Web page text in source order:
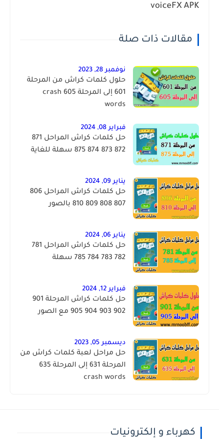
voiceFX APK
مقالات ذات صلة
نوفمبر 28, 2023
حلول كلمات كراش من المرحلة
601 إلى المرحلة 605 crash
words
فبراير 08, 2024
حل كلمات كراش المراحل 871
872 873 874 875 سهلة للغاية
يناير 09, 2024
حل كلمات كراش المراحل 806
807 808 809 810 بالصور
يناير 06, 2024
حل كلمات كراش المراحل 781
782 783 784 785 سهلة
فبراير 12, 2024
حل كلمات كراش المرحلة 901
902 903 904 905 مع الصور
ديسمبر 05, 2023
حل مراحل لعبة كلمات كراش من
المرحلة 631 إلى المرحلة 635
crash words
كهرباء و إلكترونيات